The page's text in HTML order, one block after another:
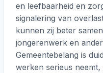
en leefbaarheid en
signalering van
kunnen zij beter
jongerenwerk en
Gemeentebelang is
werken serieus